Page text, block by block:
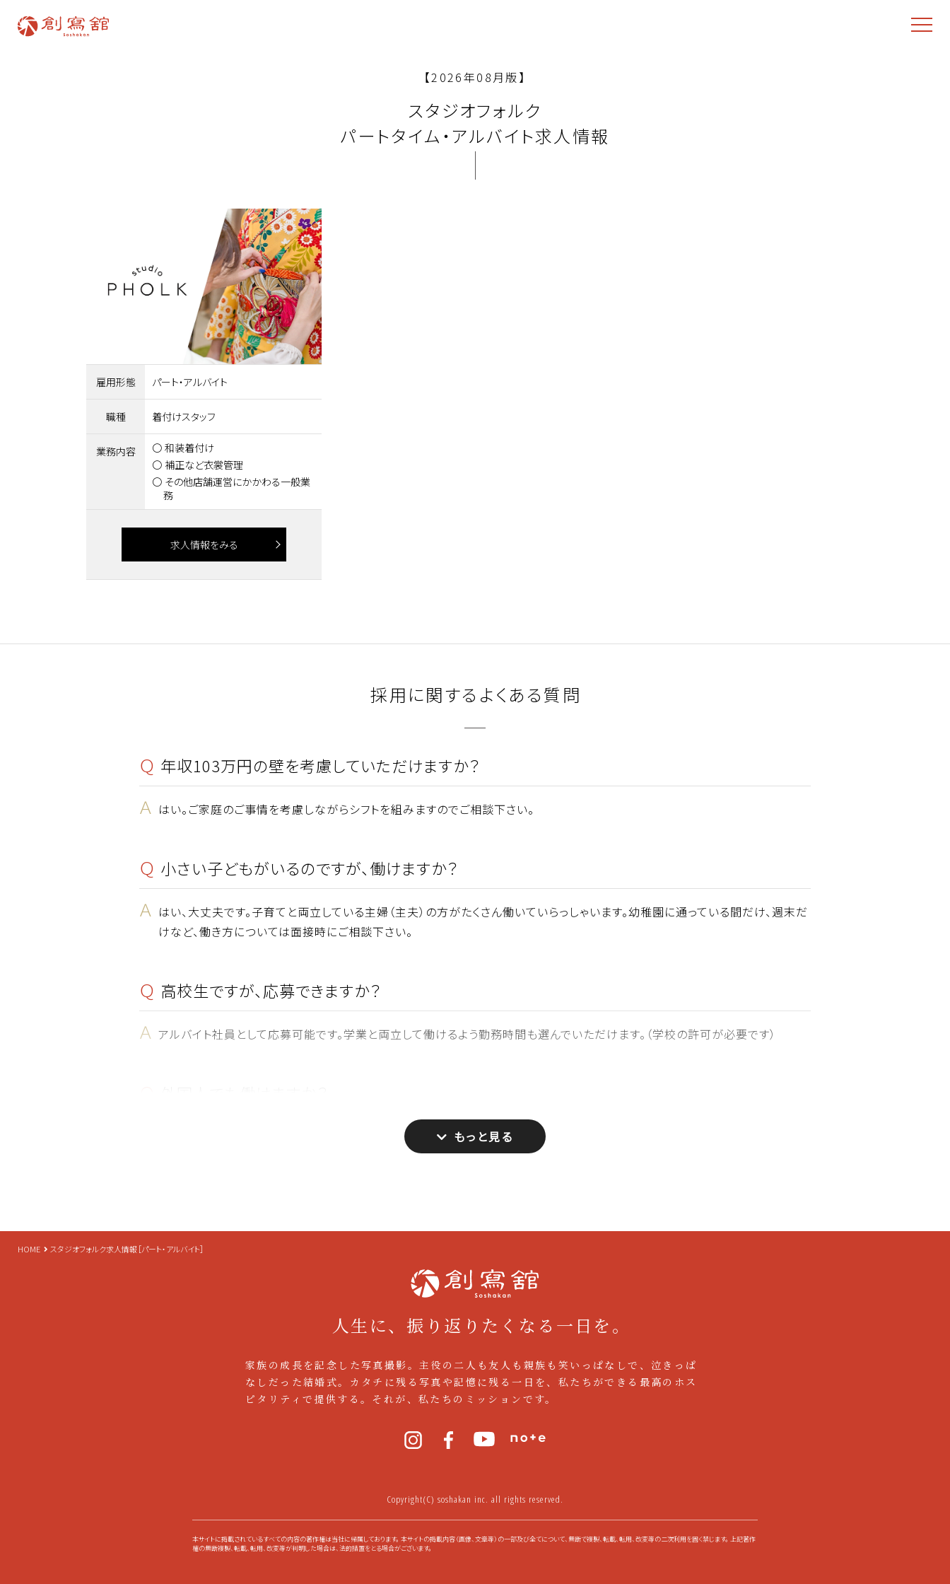
【2026年08月版】
スタジオフォルク
パートタイム・アルバイト求人情報
雇用形態 パート・アルバイト
職種 着付けスタッフ
業務内容
和装着付け
補正など衣裳管理
その他店舗運営にかかわる一般業
務
求人情報をみる
採用に関するよくある質問
Ｑ 年収103万円の壁を考慮していただけますか？
Ａ はい。ご家庭のご事情を考慮しながらシフトを組みますのでご相談下さい。
Ｑ 小さい子どもがいるのですが、働けますか？
Ａ はい、大丈夫です。子育てと両立している主婦（主夫）の方がたくさん働いていらっしゃいます。幼稚園に通っている間だけ、週末だ
けなど、働き方については面接時にご相談下さい。
Ｑ 高校生ですが、応募できますか？
Ａ アルバイト社員として応募可能です。学業と両立して働けるよう勤務時間も選んでいただけます。（学校の許可が必要です）
はい、大丈夫です。留学生の方や、在住外国人の方もご応募下さい。日本語の会話能力を面接時に確認させていただき、接客のお
Ａ
接客業・サービス業のお店のため、清潔な身だしなみであることは求められます。また、結婚式場、カフェ、写真館によって客層が
異なり求められる身だしなみも異なりますので、詳しくは、面接でお問い合わせ下さい。
勤務時の服装を教えて下さい
結婚式場の配膳サービスの方には会社貸与の制服を用意しております。その他の業種は私服での勤務となります。
す。曜日や時間帯など、お気軽にご相談下さい。
HOME スタジオフォルク求人情報［パート・アルバイト］
人生に、振り返りたくなる一日を。
家族の成長を記念した写真撮影。主役の二人も友人も親族も笑いっぱなしで、泣きっぱ
なしだった結婚式。カタチに残る写真や記憶に残る一日を、私たちができる最高のホス
ピタリティで提供する。それが、私たちのミッションです。
Copyright(C) soshakan inc. all rights reserved.
本サイトに掲載されているすべての内容の著作権は当社に帰属しております。 本サイトの掲載内容（画像、文章等）の一部及び全てについて、無断で複製、転載、転用、改変等の二次利用を固く禁じます。 上記著作
権の無断複製、転載、転用、改変等が判明した場合は、法的措置をとる場合がございます。